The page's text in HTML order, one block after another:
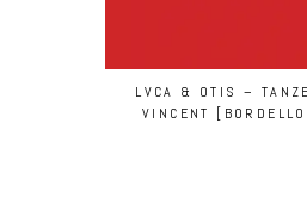
LVCA & OTIS –
VINCENT